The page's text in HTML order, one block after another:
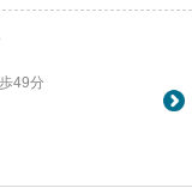
49分